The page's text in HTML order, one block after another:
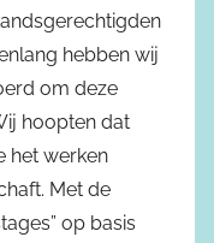
hebben wij
om deze
hoopten dat
het werken
Met de
op basis